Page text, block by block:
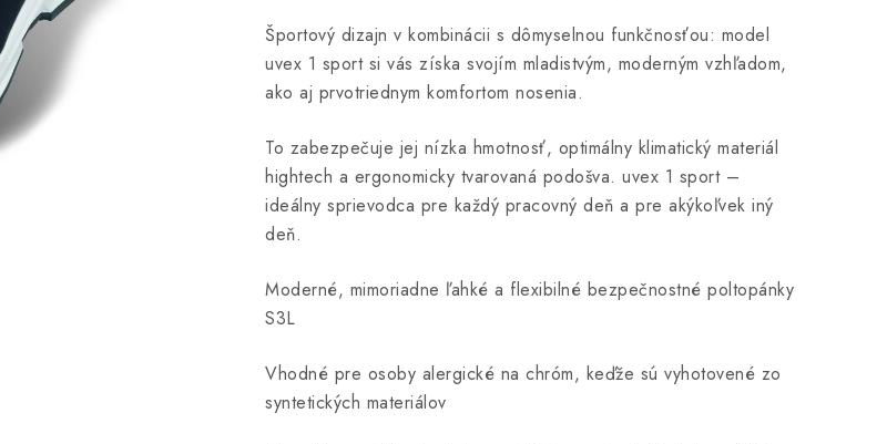
Športový dizajn v kombinácii s dômyselnou funkčnosťou: model
uvex 1 sport si vás získa svojím mladistvým, moderným vzhľadom,
ako aj prvotriednym komfortom nosenia.
To zabezpečuje jej nízka hmotnosť, optimálny klimatický materiál
hightech a ergonomicky tvarovaná podošva. uvex 1 sport –
ideálny sprievodca pre každý pracovný deň a pre akýkoľvek iný
deň.
Moderné, mimoriadne ľahké a flexibilné bezpečnostné poltopánky
S3L
Vhodné pre osoby alergické na chróm, keďže sú vyhotovené zo
syntetických materiálov